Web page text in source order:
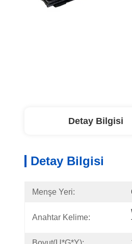
Detay Bilgisi
Detay Bilgisi
Menşe Yeri:
Anahtar Kelime: